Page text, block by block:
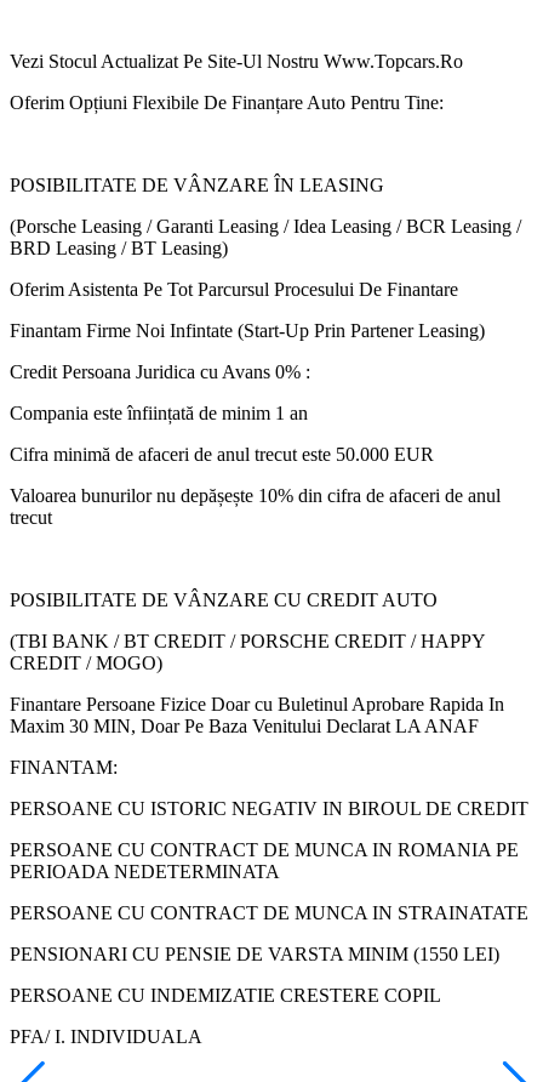
Vezi Stocul Actualizat Pe Site-Ul Nostru Www.Topcars.Ro
Oferim Opțiuni Flexibile De Finanțare Auto Pentru Tine:
POSIBILITATE DE VÂNZARE ÎN LEASING
(Porsche Leasing / Garanti Leasing / Idea Leasing / BCR Leasing /
BRD Leasing / BT Leasing)
Oferim Asistenta Pe Tot Parcursul Procesului De Finantare
Finantam Firme Noi Infintate (Start-Up Prin Partener Leasing)
Credit Persoana Juridica cu Avans 0% :
Compania este înființată de minim 1 an
Cifra minimă de afaceri de anul trecut este 50.000 EUR
Valoarea bunurilor nu depășește 10% din cifra de afaceri de anul
trecut
POSIBILITATE DE VÂNZARE CU CREDIT AUTO
(TBI BANK / BT CREDIT / PORSCHE CREDIT / HAPPY
CREDIT / MOGO)
Finantare Persoane Fizice Doar cu Buletinul Aprobare Rapida In
Maxim 30 MIN, Doar Pe Baza Venitului Declarat LA ANAF
FINANTAM:
PERSOANE CU ISTORIC NEGATIV IN BIROUL DE CREDIT
PERSOANE CU CONTRACT DE MUNCA IN ROMANIA PE
PERIOADA NEDETERMINATA
PERSOANE CU CONTRACT DE MUNCA IN STRAINATATE
PENSIONARI CU PENSIE DE VARSTA MINIM (1550 LEI)
PERSOANE CU INDEMIZATIE CRESTERE COPIL
PFA/ I. INDIVIDUALA